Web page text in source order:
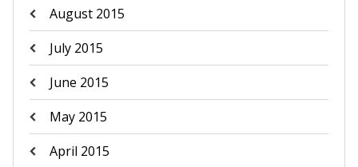
August 2015
July 2015
June 2015
May 2015
April 2015